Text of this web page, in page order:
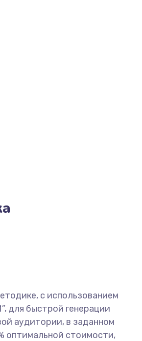
с использованием
для быстрой генерации
аудитории, в заданном
оптимальной стоимости,